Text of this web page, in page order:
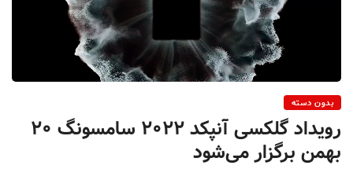
بدون دسته
رویداد گلکسی آنپکد ۲۰۲۲ سامسونگ ۲۰
بهمن برگزار می‌شود